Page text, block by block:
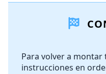
Agregar Comentario
Para volver a
instrucciones en